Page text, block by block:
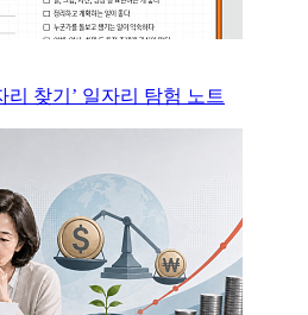
리 찾기’ 일자리 탐험 노트